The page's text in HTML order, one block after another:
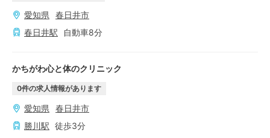
愛知県
春日井市
春日井駅 自動車8分
かちがわ心と体のクリニック
0件の求人情報があります
愛知県
春日井市
勝川駅 徒歩3分